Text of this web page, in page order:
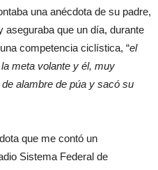
una anécdota de su padre,
aseguraba que un día, durante
competencia ciclística, “el
meta volante y él, muy
alambre de púa y sacó su
que me contó un
Sistema Federal de